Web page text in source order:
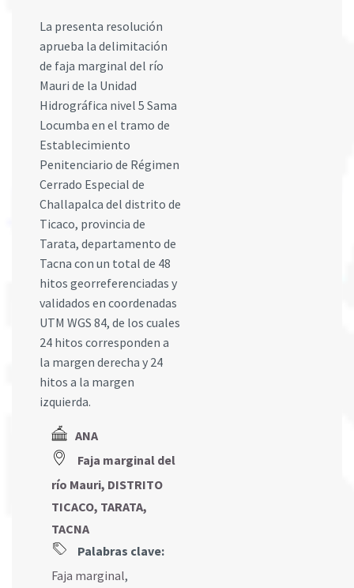
La presenta resolución
aprueba la delimitación
de faja marginal del río
Mauri de la Unidad
Hidrográfica nivel 5 Sama
Locumba en el tramo de
Establecimiento
Penitenciario de Régimen
Cerrado Especial de
Challapalca del distrito de
Ticaco, provincia de
Tarata, departamento de
Tacna con un total de 48
hitos georreferenciadas y
validados en coordenadas
UTM WGS 84, de los cuales
24 hitos corresponden a
la margen derecha y 24
hitos a la margen
izquierda.
ANA
Faja marginal del
río Mauri, DISTRITO
TICACO, TARATA,
TACNA
Palabras clave:
Faja marginal,